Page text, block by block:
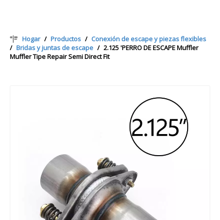
Hogar / Productos / Conexión de escape y piezas flexibles
/ Bridas y juntas de escape / 2.125 'PERRO DE ESCAPE Muffler
Muffler Tipe Repair Semi Direct Fit